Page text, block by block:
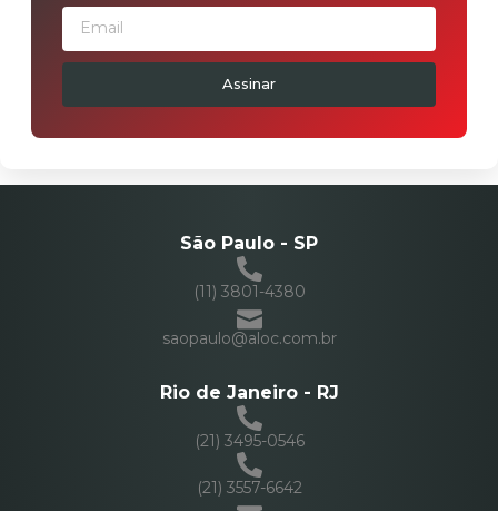
Assinar
São Paulo - SP
(11) 3801-4380
saopaulo@aloc.com.br
Rio de Janeiro - RJ
(21) 3495-0546
(21) 3557-6642